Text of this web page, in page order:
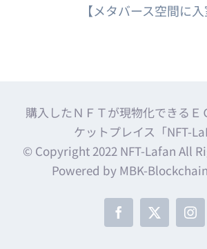
【メタバース空間に入
購入したＮＦＴが現物化できるＥ
ケットプレイス「NFT-
© Copyright 2022 NFT-Lafan All
Powered by MBK-